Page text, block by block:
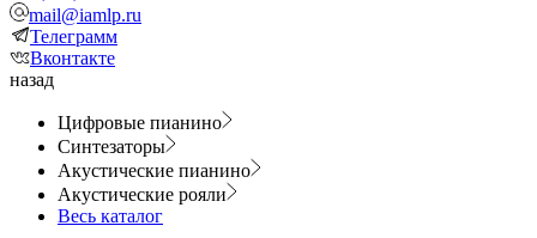
mail@iamlp.ru
Телеграмм
Вконтакте
назад
Цифровые пианино
Синтезаторы
Акустические пианино
Акустические рояли
Весь каталог